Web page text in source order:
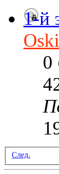
1-й
0
След.